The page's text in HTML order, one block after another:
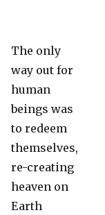
The only
way out for
human
beings was
to redeem
themselves,
re-creating
heaven on
Earth